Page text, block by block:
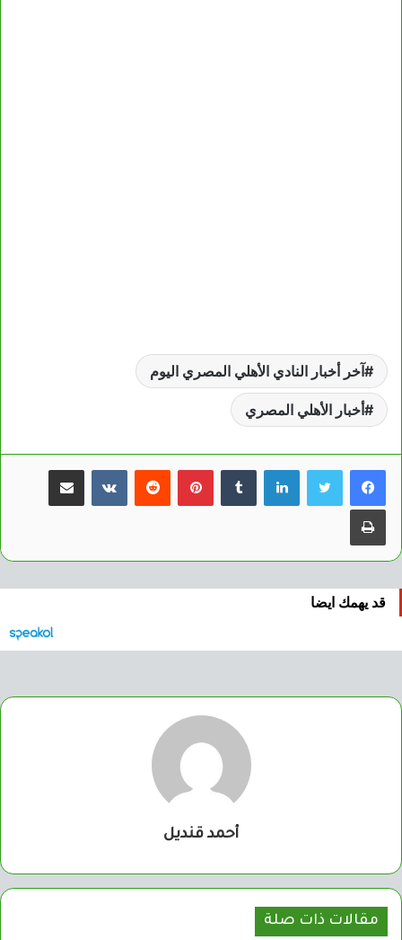
آخر أخبار النادي الأهلي المصري اليوم
أخبار الأهلي المصري
لينكدإن بينتيريست مشاركة عبر البريد
طباعة
قد يهمك ايضا
أحمد قنديل
مقالات ذات صلة